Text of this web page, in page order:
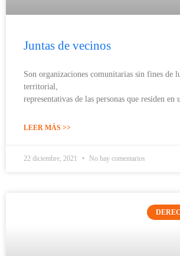
Juntas de vecinos
Son organizaciones comunitarias sin fines de
territorial,
representativas de las personas que residen en
LEER MÁS >>
22 diciembre, 2021 No hay comentarios